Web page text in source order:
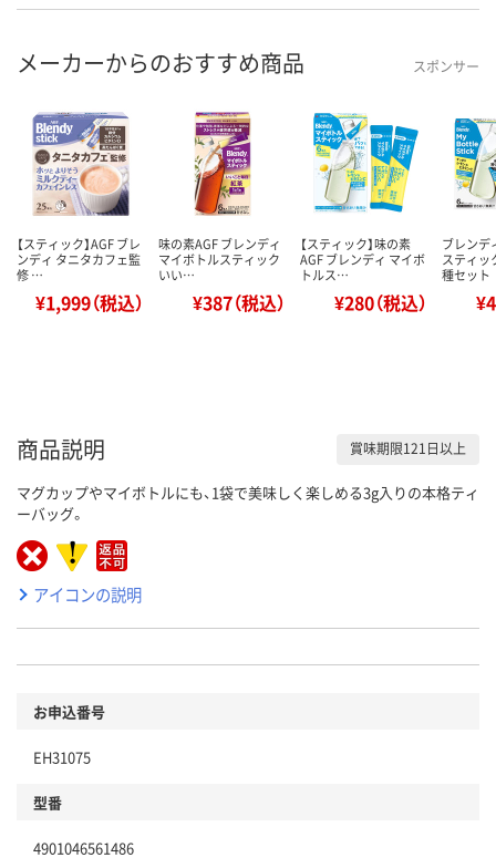
メーカーからのおすすめ商品 スポンサー
【スティック】AGF ブレ
ンディ タニタカフェ監
修 …
¥1,999（税込）
味の素AGF ブレンディ
マイボトルスティック
いい…
¥387（税込）
【スティック】味の素
AGF ブレンディ マイボ
トルス…
¥280（税込）
ブレンデ
スティッ
種セット
商品説明 賞味期限121日以上
マグカップやマイボトルにも、1袋で美味しく楽しめる3g入りの本格ティ
ーバッグ。
アイコンの説明
お申込番号
EH31075
型番
4901046561486